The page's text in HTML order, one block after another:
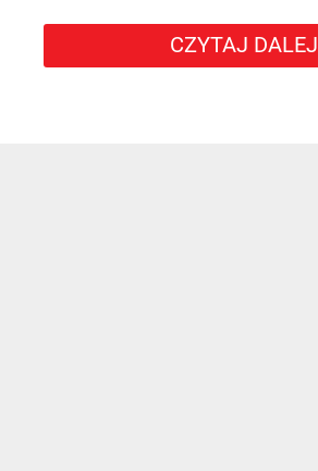
CZYTAJ DALEJ